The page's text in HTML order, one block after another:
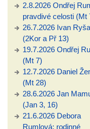
2.8.2026 Ondřej
pravdivé celosti (Mt
26.7.2026 Ivan
(2Kor a Př 13)
19.7.2026 Ondřej
(Mt 7)
12.7.2026 Daniel
(Mt 28)
28.6.2026 Jan
(Jan 3, 16)
21.6.2026 Debora
Rumlová: rodinné